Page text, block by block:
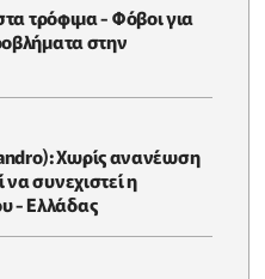
τρόφιμα - Φόβοι για
στην
Χωρίς ανανέωση
συνεχιστεί η
- Ελλάδας